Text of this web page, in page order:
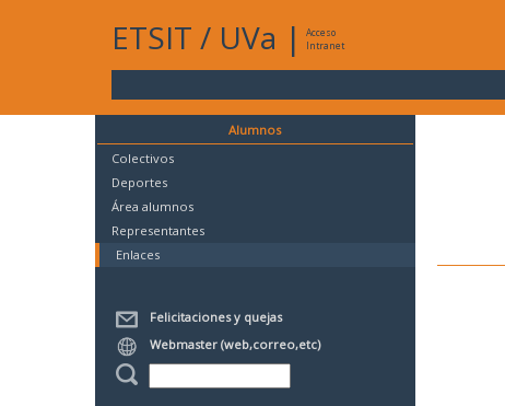
ETSIT / UVa |
Acceso
Intranet
Alumnos
Colectivos
Deportes
Área alumnos
Representantes
Enlaces
Felicitaciones y quejas
Webmaster (web,correo,etc)